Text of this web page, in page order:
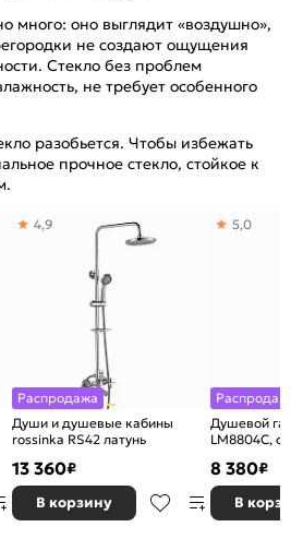
много: оно выглядит «воздушно»,
не создают ощущения
Стекло без проблем
не требует особенного
разобьется. Чтобы избежать
прочное стекло, стойкое к
Распродажа
Души и душевые кабины
rossinka RS42 латунь
4,9
13 360₽
В корзину
Душевой
LM8804C,
дождь"
5,0
8 380₽
В